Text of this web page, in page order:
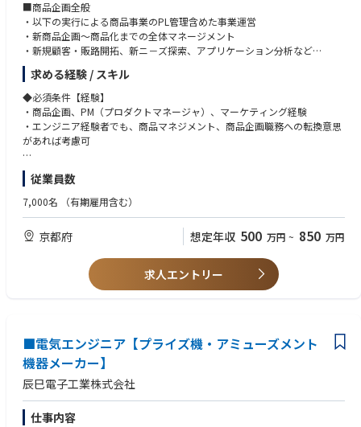
■商品企画全般
・以下の実行による商品事業のPL管理含めた事業運営
・新商品企画～商品化までの全体マネージメント
・新規顧客・販路開拓、新ニ－ズ探索、アプリケーション分析など
・顧客問い合わせ対応、顧客訪問によるニーズ探索、拡販活動
・VE、生産性改善、品質改善
・価格コントロール
◆具体的な仕事内容に対しての期待する成果
・売上・利益拡大
・新商品、改造商品リリース
◆この仕事の魅力
・グローバルトッププレイヤーである顧客との対話を通じて、顧客価値を
生む商品を具現化し、世の中に新しい価値提供ができる醍醐味を味わえ
・自ら企画した商品が顧客の製品に搭載され市場に出ることで、仕事の成
・事業成長を関連する全機能部門とあらゆる方策で実現していくことで、
事業に関わる業務に精通できる。
客基盤を基に、新商品投入、商品供給力強化、新規顧客獲得、販路拡大な
どの注力取り組みにより事業成長を目指す。特にxEV向けのリレーライン
ナップ拡充を期に売上の急拡大を目指している。
求める経験 / スキル
◆必須条件【経験】
・商品企画、PM（プロダクトマネージャ）、マーケティング経験
・エンジニア経験者でも、商品マネジメント、商品企画職務への転換意思
があれば考慮可
◆必須条件【スキル】
・論理的思考
・英語での日常会話、メール対応
◆歓迎条件
・リレー事業経験、電子部品・半導体の知識/経験
・PM（プロダクトマネージャ）経験、予算策定/実行管理の経験、財務諸
表（特にP/L）の基礎知識
・何事も楽しむことができ、チャレンジ精神を持った方。
・関係者とコミュニケーションを取りながら、自律的に業務計画遂行が行
える。
◆使用する開発言語・ソフト・装置/機器等
Microsoft office, Copilot
従業員数
7,000名 （有期雇用含む）
京都府 想定年収 500 万円 ~ 850 万円
求人エントリー
■電気エンジニア【プライズ機・アミューズメント
機器メーカー】
辰巳電子工業株式会社
仕事内容